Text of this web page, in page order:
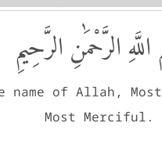
اللَّهِ الرَّحْمَٰنِ الرَّحِيمِ
name of Allah,
Most Merciful.